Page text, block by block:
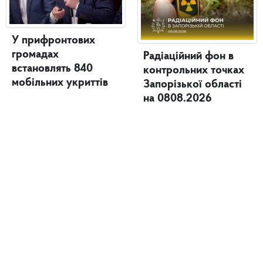
У прифронтових
громадах
встановлять 840
мобільних укриттів
Радіаційний фон в
контрольних точках
Запорізької області
на 0808.2026